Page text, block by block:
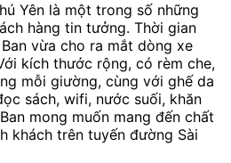
Yên là một trong số những
hàng tin tưởng. Thời gian
vừa cho ra mắt dòng xe
kích thước rộng, có rèm che,
mỗi giường, cùng với ghế da
sách, wifi, nước suối, khăn
mong muốn mang đến chất
khách trên tuyến đường Sài